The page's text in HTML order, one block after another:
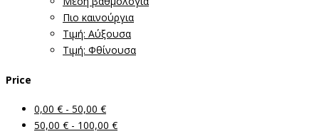
Πιο καινούργια
Τιμή: Αύξουσα
Τιμή: Φθίνουσα
Price
0,00 € - 50,00 €
50,00 € - 100,00 €